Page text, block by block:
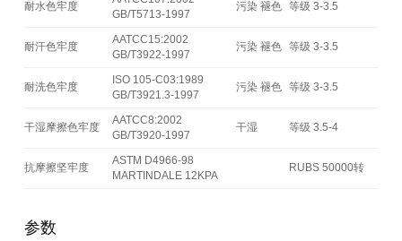
耐水色牢度
GB/T5713-1997
污染 褪色 等级 3-3.5
耐汗色牢度
AATCC15:2002
GB/T3922-1997
污染 褪色 等级 3-3.5
耐洗色牢度
ISO 105-C03:1989
GB/T3921.3-1997
污染 褪色 等级 3-3.5
干湿摩擦色牢度
AATCC8:2002
GB/T3920-1997
干湿 等级 3.5-4
抗摩擦坚牢度
ASTM D4966-98
MARTINDALE 12KPA
RUBS 50000转
参数